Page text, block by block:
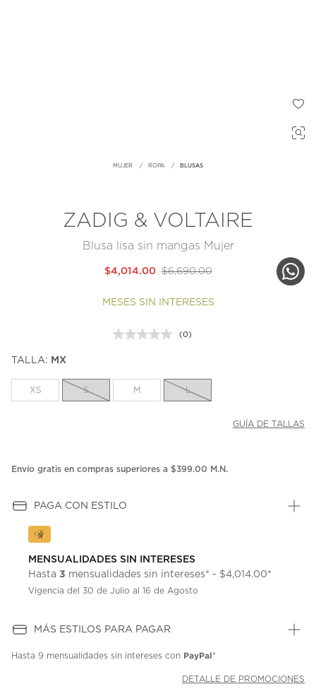
MUJER ROPA BLUSAS
ZADIG & VOLTAIRE
Blusa lisa sin mangas Mujer
$6,690.00
$4,014.00
MESES SIN INTERESES
Sin
la
misma
(0)
TALLA: MX
XS S M L
GUÍA DE TALLAS
Envío gratis en compras superiores a $399.00 M.N.
PAGA CON ESTILO
MENSUALIDADES SIN INTERESES
Hasta 3 mensualidades sin intereses* - $4,014.00*
Vigencia del 30 de Julio al 16 de Agosto
MÁS ESTILOS PARA PAGAR
Hasta 9 mensualidades sin intereses con PayPal*
DETALLE DE PROMOCIONES